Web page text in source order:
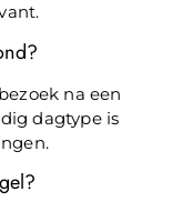
na een
dagtype is